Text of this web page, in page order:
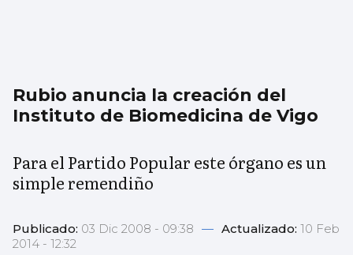
Rubio anuncia la creación del
Instituto de Biomedicina de Vigo
Para el Partido Popular este órgano es un
simple remendiño
Publicado: 03 Dic 2008 - 09:38 — Actualizado: 10 Feb
2014 - 12:32